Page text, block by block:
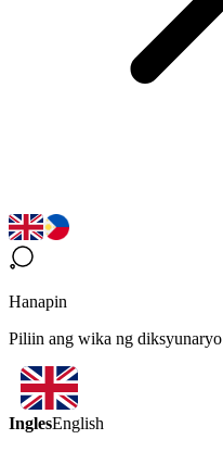
Hanapin
Piliin ang wika ng diksyunaryo
InglesEnglish